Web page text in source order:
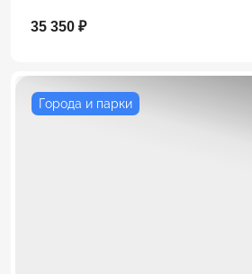
35 350 ₽
Города и парки